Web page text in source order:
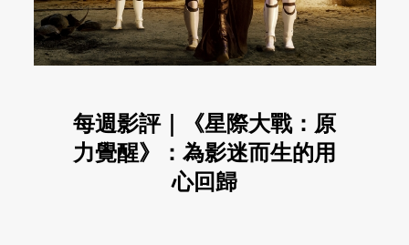
每週影評｜《星際大戰：原
力覺醒》：為影迷而生的用
心回歸